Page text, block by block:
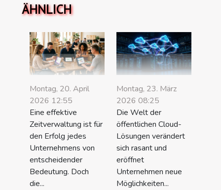
ÄHNLICH
Montag, 20. April
2026 12:55
Eine effektive
Zeitverwaltung ist für
den Erfolg jedes
Unternehmens von
entscheidender
Bedeutung. Doch
die...
Montag, 23. März
2026 08:25
Die Welt der
öffentlichen Cloud-
Lösungen verändert
sich rasant und
eröffnet
Unternehmen neue
Möglichkeiten...